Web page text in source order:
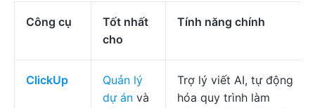
Công cụ
Tốt nhất
cho
Tính năng chính
ClickUp
Quản lý
dự án và
Trợ lý viết AI, tự động
hóa quy trình làm